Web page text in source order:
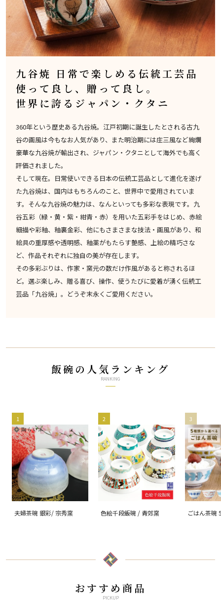
九谷焼 日常で楽しめる伝統工芸品
使って良し、贈って良し。
世界に誇るジャパン・クタニ
360年という歴史ある九谷焼。江戸初期に誕生したとされる古九
谷の画風は今もなお人気があり、また明治期には庄三風など絢爛
豪華な九谷焼が輸出され、ジャパン・クタニとして海外でも高く
評価されました。
そして現在。日常使いできる日本の伝統工芸品として進化を遂げ
た九谷焼は、国内はもちろんのこと、世界中で愛用されていま
す。そんな九谷焼の魅力は、なんといっても多彩な表現です。九
谷五彩（緑・黄・紫・紺青・赤）を用いた五彩手をはじめ、赤絵
細描や彩釉、釉裏金彩、他にもさまさまな技法・画風があり、和
絵具の重厚感や透明感、釉薬がもたらす艶感、上絵の精巧さな
ど、作品それぞれに独自の美が存在します。
その多彩ぶりは、作家・窯元の数だけ作風があると称されるほ
ど。選ぶ楽しみ、贈る喜び、操作、使うたびに愛着が湧く伝統工
芸品「九谷焼」。どうぞ末永くご愛用ください。
飯碗の人気ランキング
RANKING
1
夫婦茶碗 銀彩/ 宗秀窯
2
色絵千段飯碗 / 青郊窯
3
ごはん茶碗
おすすめ商品
PICKUP